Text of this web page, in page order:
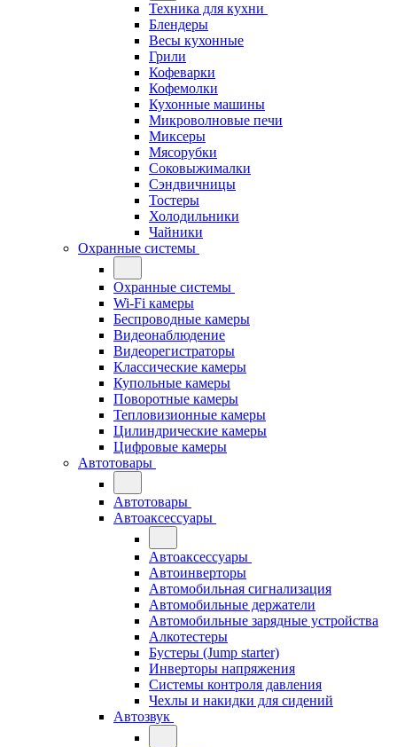
Техника для кухни
Блендеры
Весы кухонные
Грили
Кофеварки
Кофемолки
Кухонные машины
Микроволновые печи
Миксеры
Мясорубки
Соковыжималки
Сэндвичницы
Тостеры
Холодильники
Чайники
Охранные системы
Охранные системы
Wi-Fi камеры
Беспроводные камеры
Видеонаблюдение
Видеорегистраторы
Классические камеры
Купольные камеры
Поворотные камеры
Тепловизионные камеры
Цилиндрические камеры
Цифровые камеры
Автотовары
Автотовары
Автоаксессуары
Автоаксессуары
Автоинверторы
Автомобильная сигнализация
Автомобильные держатели
Автомобильные зарядные устройства
Алкотестеры
Бустеры (Jump starter)
Инверторы напряжения
Системы контроля давления
Чехлы и накидки для сидений
Автозвук